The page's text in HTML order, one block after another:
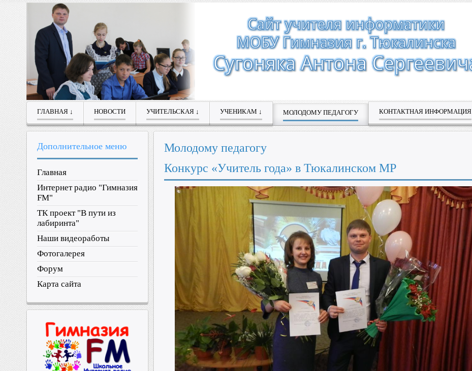
ГЛАВНАЯ ↓ НОВОСТИ УЧИТЕЛЬСКАЯ ↓ УЧЕНИКАМ ↓ МОЛОДОМУ ПЕДАГОГУ КОНТАКТНАЯ ИНФОРМАЦИЯ
Молодому педагогу
Конкурс «Учитель года» в Тюкалинском МР
Дополнительное меню
Главная
Интернет радио "Гимназия
FM"
ТК проект "В пути из
лабиринта"
Наши видеоработы
Фотогалерея
Форум
Карта сайта